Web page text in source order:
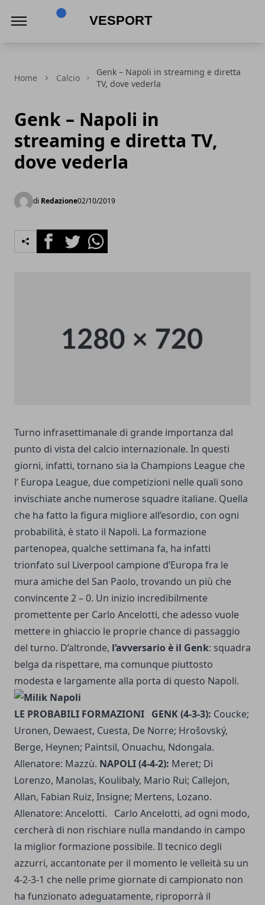
Home Calcio
Genk – Napoli in streaming e diretta
TV, dove vederla
Genk – Napoli in
streaming e diretta TV,
dove vederla
di Redazione02/10/2019
FacebookTwitterWhatsapp
Turno infrasettimanale di grande importanza dal
punto di vista del calcio internazionale. In questi
giorni, infatti, tornano sia la Champions League che
l’ Europa League, due competizioni nelle quali sono
invischiate anche numerose squadre italiane. Quella
che ha fatto la figura migliore all’esordio, con ogni
probabilità, è stato il Napoli. La formazione
partenopea, qualche settimana fa, ha infatti
trionfato sul Liverpool campione d’Europa fra le
mura amiche del San Paolo, trovando un più che
convincente 2 – 0. Un inizio incredibilmente
promettente per Carlo Ancelotti, che adesso vuole
mettere in ghiaccio le proprie chance di passaggio
del turno. D’altronde, l’avversario è il Genk: squadra
belga da rispettare, ma comunque piuttosto
modesta e largamente alla porta di questo Napoli.
LE PROBABILI FORMAZIONI GENK (4-3-3): Coucke;
Uronen, Dewaest, Cuesta, De Norre; Hrošovský,
Berge, Heynen; Paintsil, Onuachu, Ndongala.
Allenatore: Mazzù. NAPOLI (4-4-2): Meret; Di
Lorenzo, Manolas, Koulibaly, Mario Rui; Callejon,
Allan, Fabian Ruiz, Insigne; Mertens, Lozano.
Allenatore: Ancelotti. Carlo Ancelotti, ad ogni modo,
cercherà di non rischiare nulla mandando in campo
la miglior formazione possibile. Il tecnico degli
azzurri, accantonate per il momento le velleità su un
4-2-3-1 che nelle prime giornate di campionato non
ha funzionato adeguatamente, riproporrà il